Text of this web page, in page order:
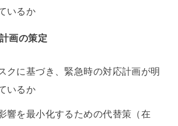
いるか
画の策定
クに基づき、緊急時の対応計画が明
いるか
響を最小化するための代替策（在